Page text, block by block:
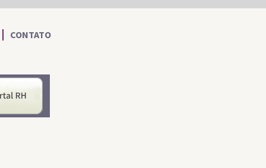
CONTATO
ao Cidadão